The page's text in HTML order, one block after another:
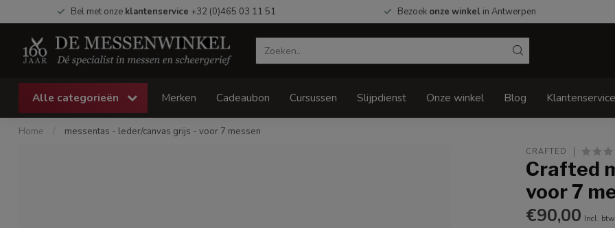
Bel met onze klantenservice +32 (0)465 03 11 51 Bezoek onze winkel in Antwerpen
Alle categorieën Merken Cadeaubon Cursussen Slijpdienst Onze winkel Blog Klantenservice
Home / messentas - leder/canvas grijs - voor 7 messen
CRAFTED
Crafted
voor 7
€90,00 Incl. btw